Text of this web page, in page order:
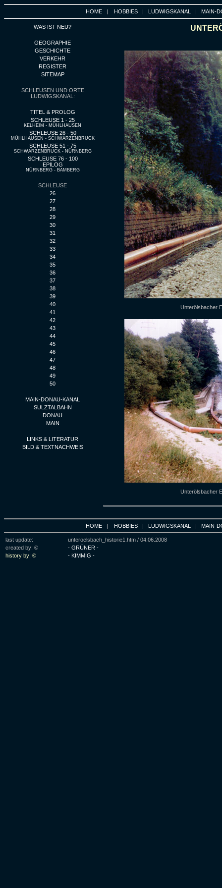
HOME | HOBBIES | LUDWIGSKANAL | MAIN-
WAS IST NEU?
GEOGRAPHIE
GESCHICHTE
VERKEHR
REGISTER
SITEMAP
SCHLEUSEN UND ORTE
LUDWIGSKANAL:
TITEL & PROLOG
SCHLEUSE 1 - 25
KELHEIM - MÜHLHAUSEN
SCHLEUSE 26 - 50
MÜHLHAUSEN - SCHWARZENBRUCK
SCHLEUSE 51 - 75
SCHWARZENBRUCK - NÜRNBERG
SCHLEUSE 76 - 100
EPILOG
NÜRNBERG - BAMBERG
SCHLEUSE
26
27
28
29
30
31
32
33
34
35
36
37
38
39
40
41
42
43
44
45
46
47
48
49
50
MAIN-DONAU-KANAL
SULZTALBAHN
DONAU
MAIN
LINKS & LITERATUR
BILD & TEXTNACHWEIS
Unterölsbacher
Unterölsbacher
HOME | HOBBIES | LUDWIGSKANAL | MAIN-
last update: unteroelsbach_historie1.htm / 04.06.2008
created by: ©
- GRÜNER -
history by: ©
- KIMMIG -